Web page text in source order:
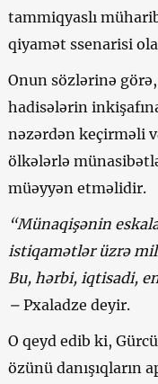
tammiqyaslı
qiyamət ssenarisi
Onun sözlərinə
hadisələrin
nəzərdən keçirməli
ölkələrlə
müəyyən etməlidir.
“Münaqişənin
istiqamətlər üzrə
Bu, hərbi, iqtisadi,
– Pxaladze deyir.
O qeyd edib ki,
özünü danışıqların